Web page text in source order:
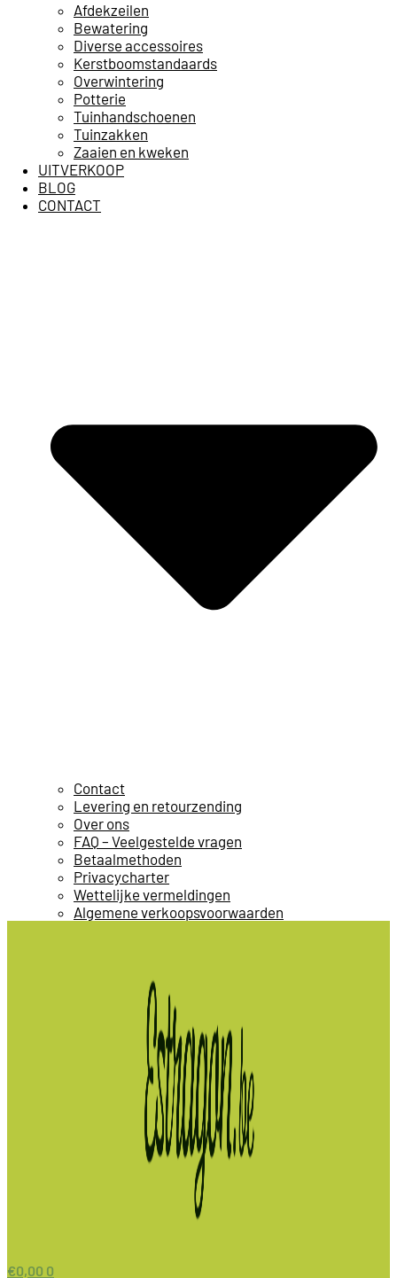
Afdekzeilen
Bewatering
Diverse accessoires
Kerstboomstandaards
Overwintering
Potterie
Tuinhandschoenen
Tuinzakken
Zaaien en kweken
UITVERKOOP
BLOG
CONTACT
Contact
Levering en retourzending
Over ons
FAQ – Veelgestelde vragen
Betaalmethoden
Privacycharter
Wettelijke vermeldingen
Algemene verkoopsvoorwaarden
€0,00 0